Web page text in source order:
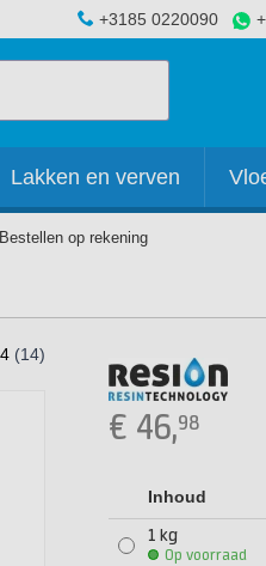
+3185 0220090
Lakken en verven
Bestellen op rekening
€ 46,98
Inhoud
1 kg
Op voorraad